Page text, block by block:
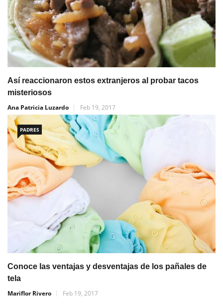
Así reaccionaron estos extranjeros al probar tacos
misteriosos
Ana Patricia Luzardo
Feb 19, 2017
PADRES
Conoce las ventajas y desventajas de los pañales de
tela
Mariflor Rivero
Feb 19, 2017